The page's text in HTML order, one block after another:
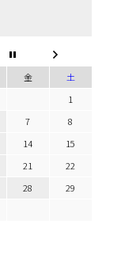
金
土
1
7
8
14
15
21
22
28
29